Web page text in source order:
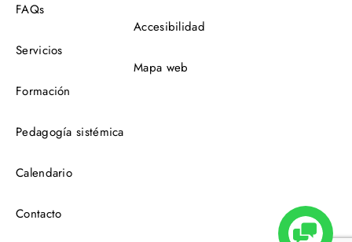
FAQs
Servicios
Formación
Pedagogía sistémica
Calendario
Contacto
Accesibilidad
Mapa web